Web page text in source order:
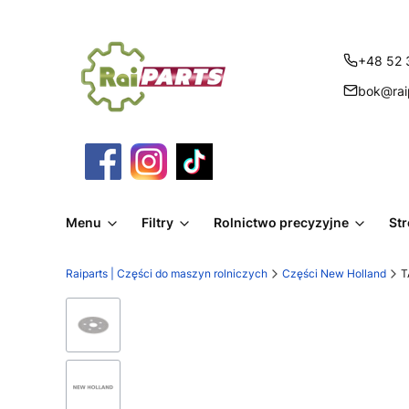
+48 52
Menu Filtry Rolnictwo precyzyjne
Raiparts | Części do maszyn rolniczych Części New Holland